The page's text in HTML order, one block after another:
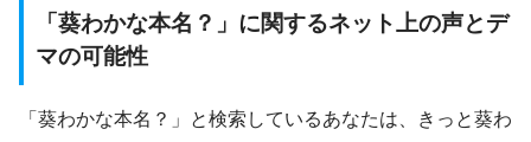
「葵わかな本名？」に関するネット上の声とデ
マの可能性
「葵わかな本名？」と検索しているあなたは、きっと葵わ